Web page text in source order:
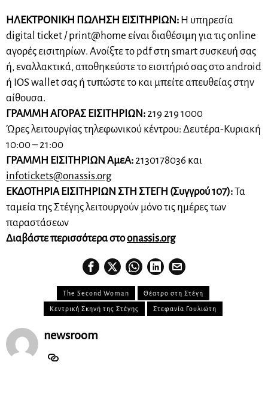
ΗΛΕΚΤΡΟΝΙΚΗ ΠΩΛΗΣΗ ΕΙΣΙΤΗΡΙΩΝ: Η υπηρεσία
digital ticket / print@home είναι διαθέσιμη για τις online
αγορές εισιτηρίων. Ανοίξτε το pdf στη smart συσκευή σας
ή, εναλλακτικά, αποθηκεύστε το εισιτήριό σας στο android
ή IOS wallet σας ή τυπώστε το και μπείτε απευθείας στην
αίθουσα.
ΓΡΑΜΜΗ ΑΓΟΡΑΣ ΕΙΣΙΤΗΡΙΩΝ:219 219 1000
Ώρες λειτουργίας τηλεφωνικού κέντρου: Δευτέρα-Κυριακή
10:00 – 21:00
ΓΡΑΜΜΗ ΕΙΣΙΤΗΡΙΩΝ ΑμεΑ:2130178036 και
infotickets@onassis.org
ΕΚΔΟΤΗΡΙΑ ΕΙΣΙΤΗΡΙΩΝ ΣΤΗ ΣΤΕΓΗ (Συγγρού 107):Τα
ταμεία της Στέγης λειτουργούν μόνο τις ημέρες των
παραστάσεων
Διαβάστε περισσότερα στοonassis.org
The Second Woman Θέατρο στη Στέγη
Κεντρική Σκηνή της Στέγης Στεφανία Γουλιώτη
newsroom